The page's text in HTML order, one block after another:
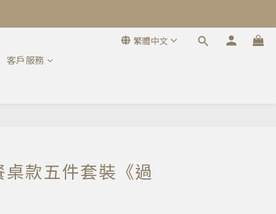
繁體中文
客戶服務
款五件套裝《過